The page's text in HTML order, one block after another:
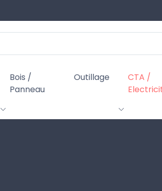
Bois /
Panneau
Outillage
CTA /